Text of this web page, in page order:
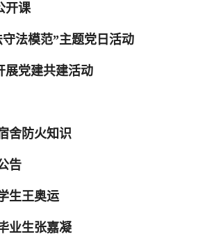
开课
法模范”主题党日活动
展党建共建活动
舍防火知识
告
生王奥运
业生张嘉凝